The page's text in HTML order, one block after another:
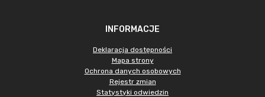
INFORMACJE
Deklaracja dostępności
Mapa strony
Ochrona danych osobowych
Rejestr zmian
Statystyki odwiedzin